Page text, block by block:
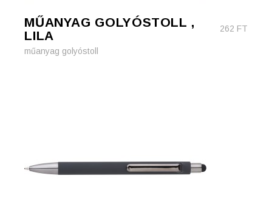
MŰANYAG GOLYÓSTOLL ,
LILA
262 FT
műanyag golyóstoll